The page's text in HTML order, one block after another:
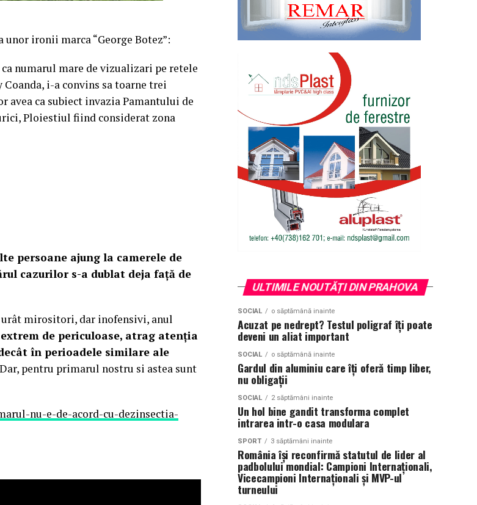
ironii marca “George Botez”:
numarul mare de vizualizari pe retele
i-a convins sa toarne trei
avea ca subiect invazia Pamantului de
Ploiestiul fiind considerat zona
persoane ajung la camerele de
cazurilor s-a dublat deja față de
mirositori, dar inofensivi, anul
de periculoase, atrag atenția
în perioadele similare ale
pentru primarul nostru si astea sunt
nu-e-de-acord-cu-dezinsectia-
ULTIMILE NOUTĂȚI DIN PRAHOVA
SOCIAL o săptămână inainte
Acuzat pe nedrept? Testul poligraf îţi poate
deveni un aliat important
SOCIAL o săptămână inainte
Gardul din aluminiu care îți oferă timp liber,
nu obligații
SOCIAL 2 săptămâni inainte
Un hol bine gandit transforma complet
intrarea intr-o casa modulara
SPORT 3 săptămâni inainte
România își reconfirmă statutul de lider al
padbolului mondial: Campioni Internaționali,
Vicecampioni Internaționali și MVP-ul
turneului